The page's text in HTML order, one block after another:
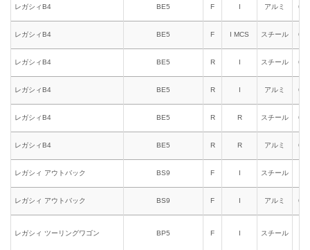
レガシィB4 BE5 F I アルミ
レガシィB4 BE5 F I MCS スチール
レガシィB4 BE5 R I スチール
レガシィB4 BE5 R I アルミ
レガシィB4 BE5 R R スチール
レガシィB4 BE5 R R アルミ
レガシィ アウトバック BS9 F I スチール
レガシィ アウトバック BS9 F I アルミ
レガシィ ツーリングワゴン BP5 F I スチール